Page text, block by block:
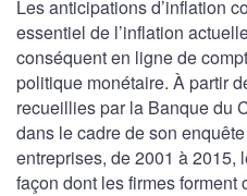
Les anticipations d’inflation
essentiel de l’inflation
conséquent en ligne de
politique monétaire. À partir
recueillies par la Banque du
dans le cadre de son
entreprises, de 2001 à 2015,
façon dont les firmes forment